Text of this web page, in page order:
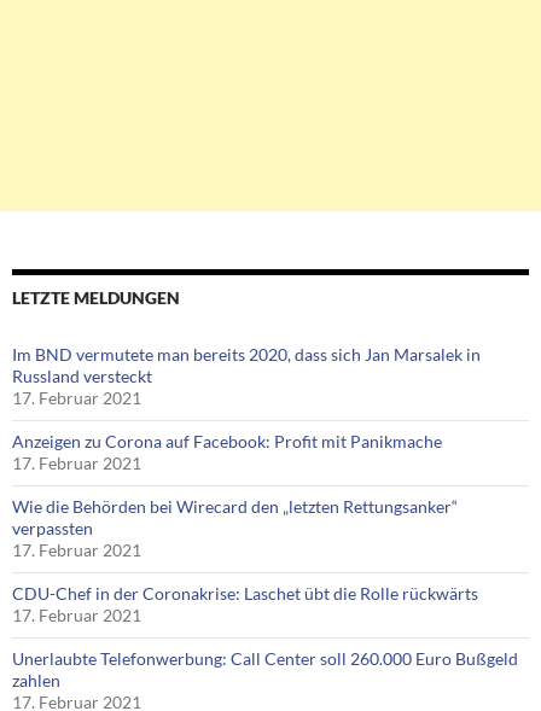
LETZTE MELDUNGEN
Im BND vermutete man bereits 2020, dass sich Jan Marsalek in
Russland versteckt
17. Februar 2021
Anzeigen zu Corona auf Facebook: Profit mit Panikmache
17. Februar 2021
Wie die Behörden bei Wirecard den „letzten Rettungsanker“
verpassten
17. Februar 2021
CDU-Chef in der Coronakrise: Laschet übt die Rolle rückwärts
17. Februar 2021
Unerlaubte Telefonwerbung: Call Center soll 260.000 Euro Bußgeld
zahlen
17. Februar 2021